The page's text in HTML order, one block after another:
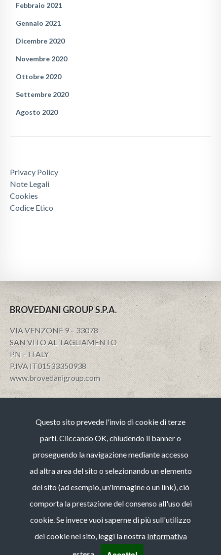
Febbraio 2021
Gennaio 2021
Dicembre 2020
Novembre 2020
Ottobre 2020
Settembre 2020
Agosto 2020
Privacy Policy
Note Legali
Cookies
Codice Etico
BROVEDANI GROUP S.P.A.
VIA VENZONE 9 – 33078
SAN VITO AL TAGLIAMENTO
PN – ITALY
P.IVA IT01533350938
www.brovedanigroup.com
Note Legali
Cookies
Whistleblowing (guida operativa)
Bilancio di Sostenibilità
CONTACT
fax :+39 0434 84 95 64
e-mail:info@brovedanigroup.com
Questo sito prevede l'invio di cookie di terze
parti. Cliccando OK, chiudendo il banner o
proseguendo la navigazione mediante accesso
ad altra area del sito o selezionando un elemento
del sito (ad esempio, un'immagine o un link), ciò
comporta la prestazione del consenso all'uso dei
cookie. Se invece vuoi saperne di più sull'utilizzo
dei cookie nel sito, leggi la nostra Informativa